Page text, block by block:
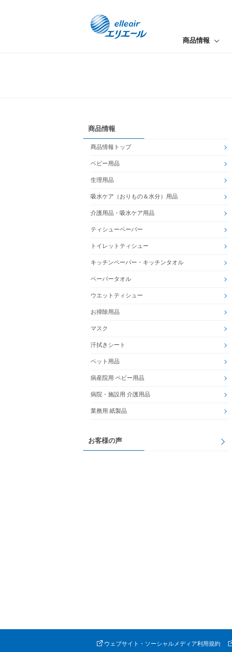
商品情報
商品情報
商品情報トップ
ベビー用品
生理用品
吸水ケア（おりもの＆水分）用品
介護用品・吸水ケア用品
ティシューペーパー
トイレットティシュー
キッチンペーパー・キッチンタオル
ペーパータオル
ウエットティシュー
お掃除用品
マスク
汗拭きシート
ペット用品
病産院用 ベビー用品
病院・施設用 介護用品
業務用 紙製品
お客様の声
ウェブサイト・ソーシャルメディア利用規約